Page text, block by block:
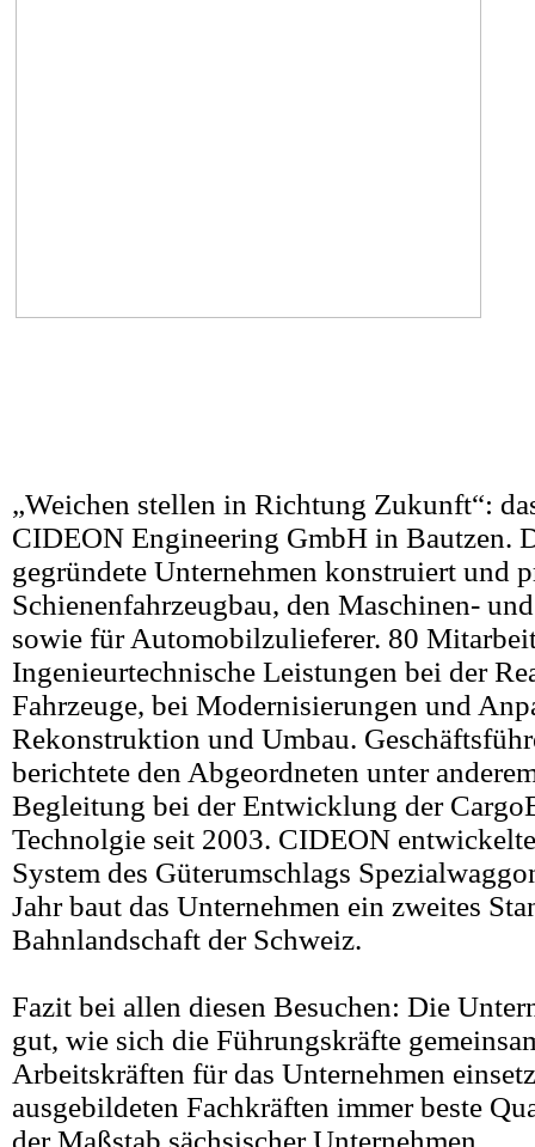
„Weichen stellen in Richtung Zukunft“:
CIDEON Engineering GmbH in Bautzen.
gegründete Unternehmen konstruiert und
Schienenfahrzeugbau, den Maschinen-
sowie für Automobilzulieferer. 80
Ingenieurtechnische Leistungen bei der
Fahrzeuge, bei Modernisierungen und
Rekonstruktion und Umbau.
berichtete den Abgeordneten unter
Begleitung bei der Entwicklung der
Technolgie seit 2003. CIDEON
System des Güterumschlags
Jahr baut das Unternehmen ein zweites
Bahnlandschaft der Schweiz.
Fazit bei allen diesen Besuchen: Die
gut, wie sich die Führungskräfte
Arbeitskräften für das Unternehmen
ausgebildeten Fachkräften immer beste
der Maßstab sächsischer Unternehmen.